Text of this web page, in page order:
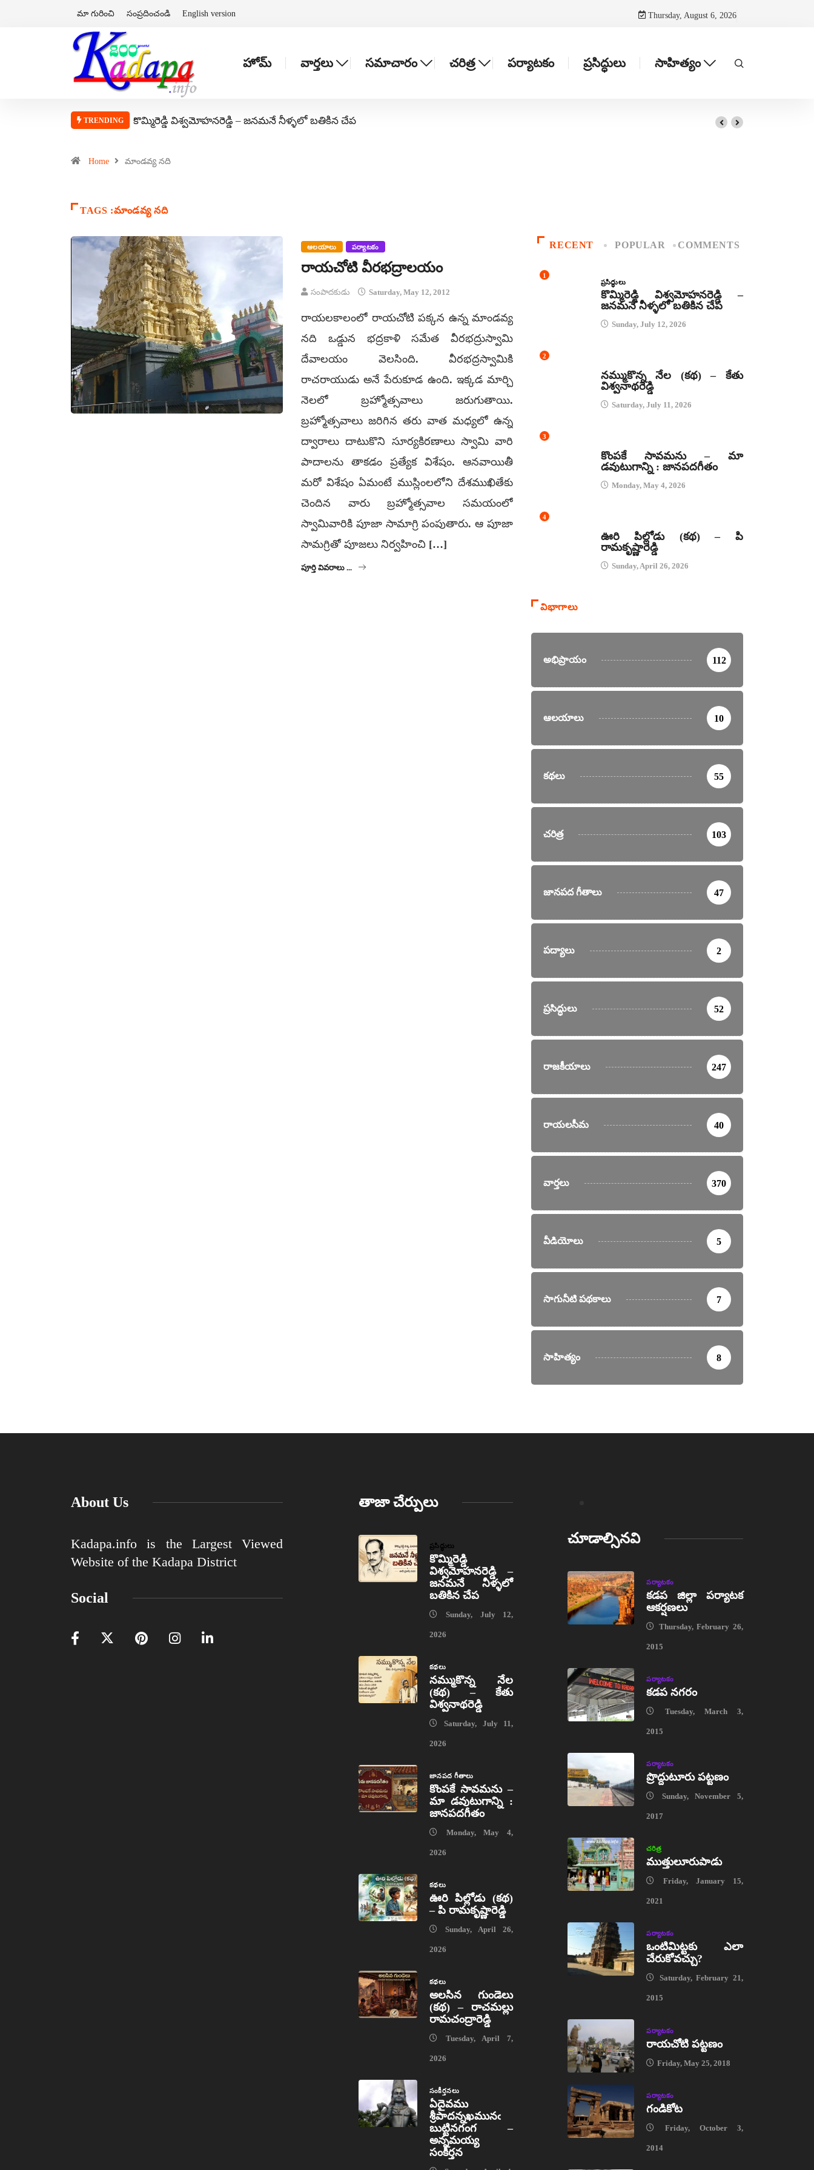
మా గురించి సంప్రదించండి English version Thursday, August 6, 2026
హోమ్ వార్తలు సమాచారం చరిత్ర పర్యాటకం ప్రసిద్ధులు సాహిత్యం
TRENDING కొమ్మిరెడ్డి విశ్వమోహనరెడ్డి – జనమనే నీళ్ళలో బతికిన చేప
Home మాండవ్య నది
TAGS :మాండవ్య నది
ఆలయాలు పర్యాటకం
రాయచోటి వీరభద్రాలయం
సంపాదకుడు Saturday, May 12, 2012
రాయలకాలంలో రాయచోటి పక్కన ఉన్న మాండవ్య
నది ఒడ్డున భద్రకాళి సమేత వీరభద్రుస్వామి
దేవాలయం వెలసింది. వీరభద్రస్వామికి
రాచరాయుడు అనే పేరుకూడ ఉంది. ఇక్కడ మార్చి
నెలలో బ్రహ్మోత్సవాలు జరుగుతాయి.
బ్రహ్మోత్సవాలు జరిగిన తరు వాత మధ్యలో ఉన్న
ద్వారాలు దాటుకొని సూర్యకిరణాలు స్వామి వారి
పాదాలను తాకడం ప్రత్యేక విశేషం. ఆనవాయితీ
మరో విశేషం ఏమంటే ముస్లింలలోని దేశముఖితేకు
చెందిన వారు బ్రహ్మోత్సవాల సమయంలో
స్వామివారికి పూజా సామాగ్రి పంపుతారు. ఆ పూజా
సామగ్రితో పూజలు నిర్వహించి […]
పూర్తి వివరాలు ...
RECENT POPULAR COMMENTS
1
ప్రసిద్ధులు
కొమ్మిరెడ్డి విశ్వమోహనరెడ్డి –
జనమనే నీళ్ళలో బతికిన చేప
Sunday, July 12, 2026
2
నమ్ముకొన్న నేల (కథ) – కేతు
విశ్వనాథరెడ్డి
Saturday, July 11, 2026
3
కొంపకే సావమను – మా
డవుటుగాన్ని : జానపదగీతం
Monday, May 4, 2026
4
ఊరి పిల్లోడు (కథ) – పి
రామకృష్ణారెడ్డి
Sunday, April 26, 2026
విభాగాలు
అభిప్రాయం 112
ఆలయాలు 10
కథలు 55
చరిత్ర 103
జానపద గీతాలు 47
పద్యాలు 2
ప్రసిద్ధులు 52
రాజకీయాలు 247
రాయలసీమ 40
వార్తలు 370
వీడియోలు 5
సాగునీటి పథకాలు 7
సాహిత్యం 8
About Us
Kadapa.info is the Largest Viewed
Website of the Kadapa District
Social
తాజా చేర్పులు
ప్రసిద్ధులు
కొమ్మిరెడ్డి
విశ్వమోహనరెడ్డి –
జనమనే నీళ్ళలో
బతికిన చేప
Sunday, July 12,
2026
కథలు
నమ్ముకొన్న నేల
(కథ) – కేతు
విశ్వనాథరెడ్డి
Saturday, July 11,
2026
జానపద గీతాలు
కొంపకే సావమను –
మా డవుటుగాన్ని :
జానపదగీతం
Monday, May 4,
2026
కథలు
ఊరి పిల్లోడు (కథ)
– పి రామకృష్ణారెడ్డి
Sunday, April 26,
2026
కథలు
అలసిన గుండెలు
(కథ) – రాచమల్లు
రామచంద్రారెడ్డి
Tuesday, April 7,
2026
సంకీర్తనలు
ఏదైవము
శ్రీపాదన్నఖమునఁ
బుట్టినగంగ –
అన్నమయ్య
సంకీర్తన
చూడాల్సినవి
పర్యాటకం
కడప జిల్లా పర్యాటక
ఆకర్షణలు
Thursday, February 26,
2015
పర్యాటకం
కడప నగరం
Tuesday, March 3,
2015
పర్యాటకం
ప్రొద్దుటూరు పట్టణం
Sunday, November 5,
2017
చరిత్ర
ముత్తులూరుపాడు
Friday, January 15,
2021
పర్యాటకం
ఒంటిమిట్టకు ఎలా
చేరుకోవచ్చు?
Saturday, February 21,
2015
పర్యాటకం
రాయచోటి పట్టణం
Friday, May 25, 2018
పర్యాటకం
గండికోట
Friday, October 3,
2014